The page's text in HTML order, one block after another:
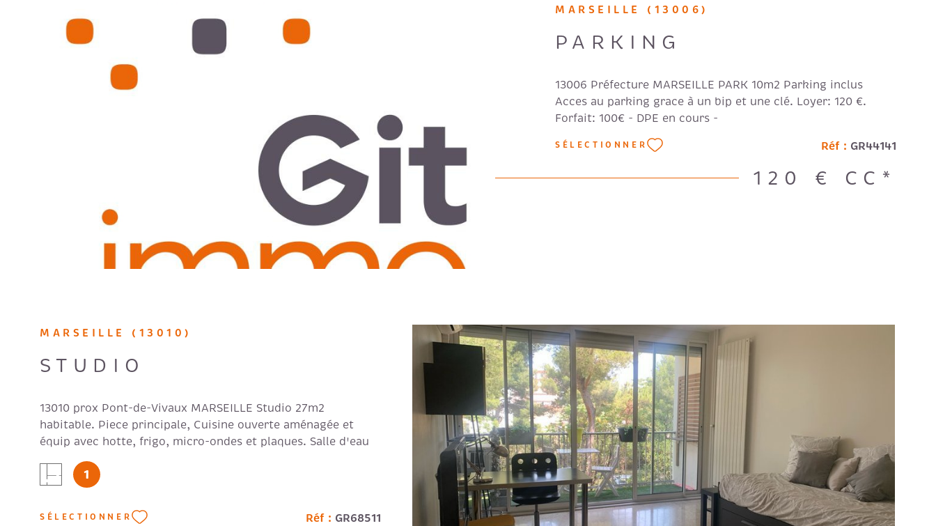
MARSEILLE (13006)
PARKING
13006 Préfecture MARSEILLE PARK 10m2 Parking inclus
Acces au parking grace à un bip et une clé. Loyer: 120 €.
Forfait: 100€ - DPE en cours -
SÉLECTIONNER Réf : GR44141
120 € CC*
VOIR LE BIEN
MARSEILLE (13010)
STUDIO
13010 prox Pont-de-Vivaux MARSEILLE Studio 27m2
habitable. Piece principale, Cuisine ouverte aménagée et
équip avec hotte, frigo, micro-ondes et plaques. Salle d'eau
avec wc, Balcon de 5 m2, Parking. Appartement en très bon
état avec chauffage et eau inclus. Loyer: 650 €. Forfait: 350€
- DPE en cours -
1
SÉLECTIONNER Réf : GR68511
VOIR LE BIEN